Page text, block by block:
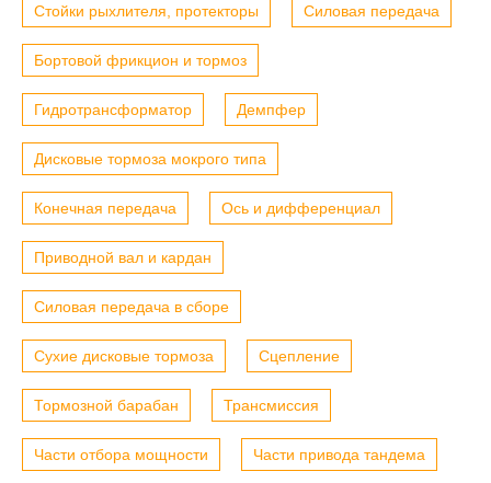
Стойки рыхлителя, протекторы Силовая передача
Бортовой фрикцион и тормоз
Гидротрансформатор Демпфер
Дисковые тормоза мокрого типа
Конечная передача Ось и дифференциал
Приводной вал и кардан
Силовая передача в сборе
Сухие дисковые тормоза Сцепление
Тормозной барабан Трансмиссия
Части отбора мощности Части привода тандема